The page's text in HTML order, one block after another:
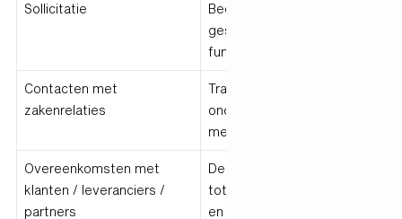
Sollicitatie
Beoordelen of de sollicitant
geschikt is voor een
functie binnen Gen25
Contacten met
zakenrelaties
Transparant maken en
onderhouden van contact
met (potentiële) klanten
Overeenkomsten met
klanten / leveranciers /
partners
De voorbereiding,
totstandkoming, uitvoering
en beëindiging van